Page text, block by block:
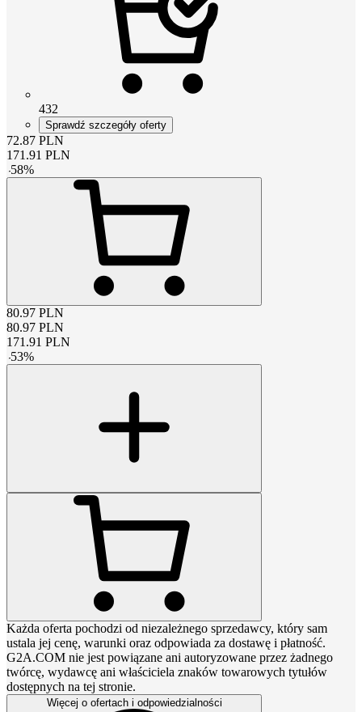
432
Sprawdź szczegóły oferty
72.87 PLN
171.91 PLN
-58%
80.97 PLN
80.97 PLN
171.91 PLN
-53%
Każda oferta pochodzi od niezależnego sprzedawcy, który sam
ustala jej cenę, warunki oraz odpowiada za dostawę i płatność.
G2A.COM nie jest powiązane ani autoryzowane przez żadnego
twórcę, wydawcę ani właściciela znaków towarowych tytułów
dostępnych na tej stronie.
Więcej o ofertach i odpowiedzialności